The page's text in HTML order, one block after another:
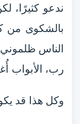
ندعو كثيرًا،
بالشكوى من
الناس
رب، الأبواب
وكل هذا قد